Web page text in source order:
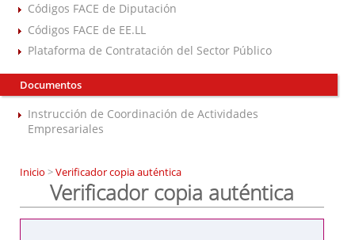
Códigos FACE de Diputación
Códigos FACE de EE.LL
Plataforma de Contratación del Sector Público
Documentos
Instrucción de Coordinación de Actividades
Empresariales
Inicio >Verificador copia auténtica
Verificador copia auténtica